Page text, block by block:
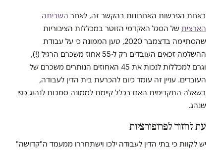
באחת הפרשות האחרונות בהקשר זה, לאחר השביתה
הארצית של הסגל האקדמי הזוטר במכללות הציבוריות
שהסתיימה בדצמבר 2020, טען הממונה כי על עבודת
ההשלמה זכאים העובדים רק ל-55 אחוז משכרם הרגיל (!),
וגרם למכללות לנכות את 45 האחוזים הנותרים משכרם של
העובדים. עניין זה עומד כיום להכרעת בית הדין לעבודה,
בשאלה התקדימית האם בכלל קיימת לממונה סמכות לנהוג כפי
שנהג.
עת לחזור לפרופורציות
יש לקוות כי בתי הדין לעבודה ילכו וישתחררו ממעמד ה"קדושה"